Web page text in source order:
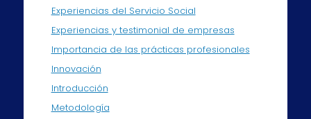
Experiencias del Servicio Social
Experiencias y testimonial de empresas
Importancia de las prácticas profesionales
Innovación
Introducción
Metodología